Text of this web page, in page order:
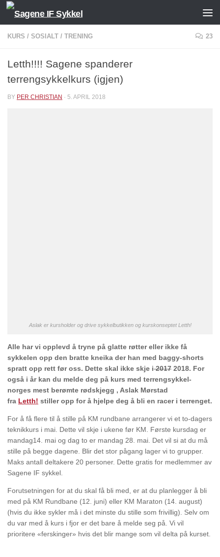
Skip to content
KURS / SOSIALT / TRENING 23
Letth!!!! Sagene spanderer
terrengsykkelkurs (igjen)
BY PER CHRISTIAN · 5. APRIL 2018
Aslak er kursholder og drive sykkelbutikken og kurskonseptet Letth!
Alle har vi opplevd å tryne på glatte røtter eller ikke få
sykkelen opp den bratte kneika der han med baggy-shorts
spratt opp rett før oss. Dette skal ikke skje i2017 2018. For
også i år kan du melde deg på kurs med terrengsykkel-
norges mest berømte rødskjegg , Aslak Mørstad
fra Letth! stiller opp for å hjelpe deg å bli en racer i terrenget.
For å få flere til å stille på KM rundbane arrangerer vi et to-dagers
teknikkurs i mai. Dette vil skje i ukene før KM. Første kursdag er
mandag14. mai og dag to er mandag 28. mai. Det vil si at du må
stille på begge dagene. Blir det stor pågang lager vi to grupper.
Maks antall deltakere 20 personer. Dette gratis for medlemmer av
Sagene IF sykkel.
Forutsetningen for at du skal få bli med, er at du planlegger å bli
med på KM Rundbane (12. juni) eller KM Maraton (14. august)
(hvis du ikke sykler må i det minste du stille som frivillig). Selv om
du var med å kurs i fjor er det bare å melde seg på. Vi vil
prioritere «ferskinger» hvis det blir mange som vil delta på kurset.